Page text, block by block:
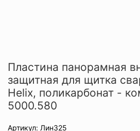
Пластина панорамная
защитная для щитка
Helix, поликарбонат -
5000.580
Артикул: Лин325